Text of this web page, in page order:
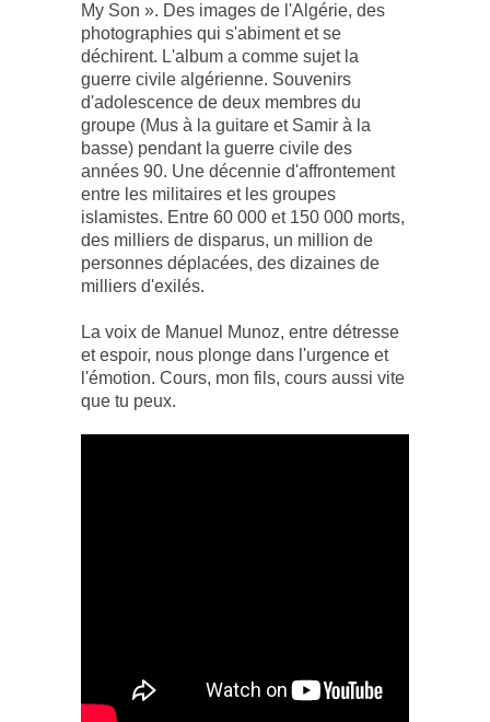
My Son ». Des images de l'Algérie, des
photographies qui s'abiment et se
déchirent. L'album a comme sujet la
guerre civile algérienne. Souvenirs
d'adolescence de deux membres du
groupe (Mus à la guitare et Samir à la
basse) pendant la guerre civile des
années 90. Une décennie d'affrontement
entre les militaires et les groupes
islamistes. Entre 60 000 et 150 000 morts,
des milliers de disparus, un million de
personnes déplacées, des dizaines de
milliers d'exilés.
La voix de Manuel Munoz, entre détresse
et espoir, nous plonge dans l'urgence et
l'émotion. Cours, mon fils, cours aussi vite
que tu peux.